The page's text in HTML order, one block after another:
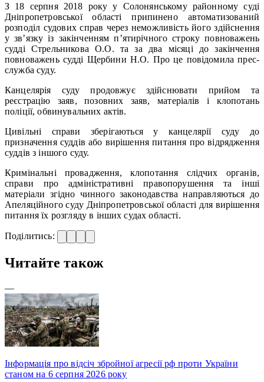
З 18 серпня 2018 року у Солонянському районному суді
Дніпропетровської області припинено автоматизований
розподіл судових справ через неможливість його здійснення
у зв’язку із закінченням п’ятирічного строку повноважень
судді Стрельникова О.О. та за два місяці до закінчення
повноважень судді Щербини Н.О. Про це повідомила прес-
служба суду.
Канцелярія суду продовжує здійснювати прийом та
реєстрацію заяв, позовних заяв, матеріалів і клопотань
поліції, обвинувальних актів.
Цивільні справи зберігаються у канцелярії суду до
призначення суддів або вирішення питання про відрядження
суддів з іншого суду.
Кримінальні провадження, клопотання слідчих органів,
справи про адміністративні правопорушення та інші
матеріали згідно чинного законодавства направляються до
Апеляційного суду Дніпропетровської області для вирішення
питання їх розгляду в інших судах області.
Поділитись:
Читайте також
—
Інформація про відсіч збройної агресії рф проти України
станом на 6 серпня 2026 року